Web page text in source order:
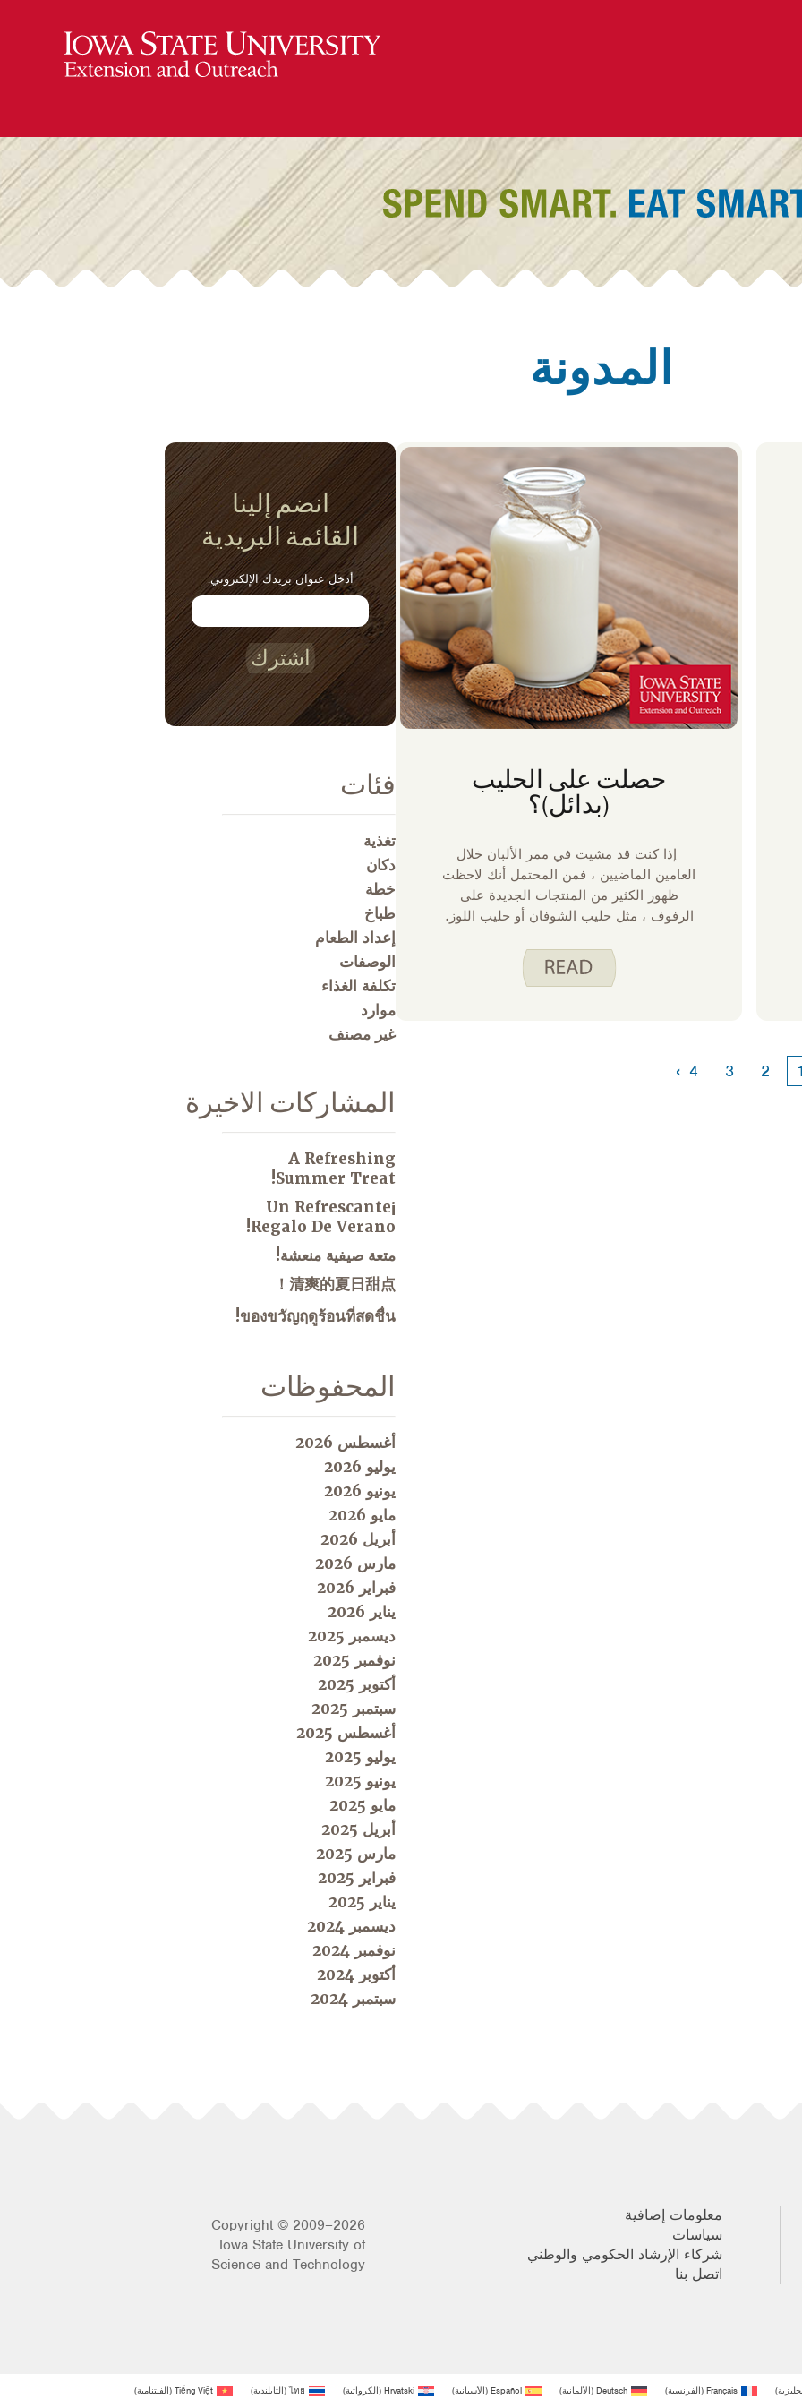
المدونة
حصلت على الحليب
(بدائل)؟
إذا كنت قد مشيت في ممر الألبان خلال
العامين الماضيين ، فمن المحتمل أنك لاحظت
ظهور الكثير من المنتجات الجديدة على
الرفوف ، مثل حليب الشوفان أو حليب اللوز.
أستمتع بهذه المجموعة الجديدة من خيارات
الطعام ، ولكن كطالب تغذية ، أتساءل عن
1
2
3
4
›
انضم إلينا
القائمة البريدية
أدخل عنوان بريدك الإلكتروني:
اشترك
فئات
تغذية
دكان
خطة
طباخ
إعداد الطعام
الوصفات
تكلفة الغذاء
موارد
غير مصنف
المشاركات الاخيرة
A Refreshing
Summer Treat!
¡Un Refrescante
Regalo De Verano!
متعة صيفية منعشة!
清爽的夏日甜点！
ของขวัญฤดูร้อนที่สดชื่น!
المحفوظات
أغسطس 2026
يوليو 2026
يونيو 2026
مايو 2026
أبريل 2026
مارس 2026
فبراير 2026
يناير 2026
ديسمبر 2025
نوفمبر 2025
أكتوبر 2025
سبتمبر 2025
أغسطس 2025
يوليو 2025
يونيو 2025
مايو 2025
أبريل 2025
مارس 2025
فبراير 2025
يناير 2025
ديسمبر 2024
نوفمبر 2024
أكتوبر 2024
سبتمبر 2024
معلومات إضافية
سياسات
شركاء الإرشاد الحكومي والوطني
اتصل بنا
Copyright © 2009–2026
Iowa State University of
Science and Technology
)
Français
(الفرنسية)
Deutsch
(الألمانية)
Español
(الأسبانية)
Hrvatski
(الكرواتية)
ไทย
(التايلندية)
Tiếng Việt
(الفيتنامية)